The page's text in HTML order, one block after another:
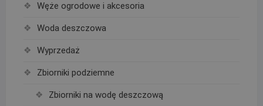
Węże ogrodowe i akcesoria
Woda deszczowa
Wyprzedaż
Zbiorniki podziemne
Zbiorniki na wodę deszczową